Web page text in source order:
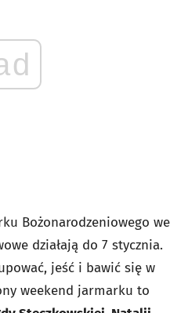
Bożonarodzeniowego we
działają do 7 stycznia.
jeść i bawić się w
weekend jarmarku to